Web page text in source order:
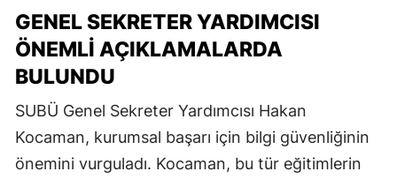
GENEL SEKRETER YARDIMCISI
ÖNEMLI AÇIKLAMALARDA
BULUNDU
SUBÜ Genel Sekreter Yardımcısı Hakan
Kocaman, kurumsal başarı için bilgi güvenliğinin
önemini vurguladı. Kocaman, bu tür eğitimlerin